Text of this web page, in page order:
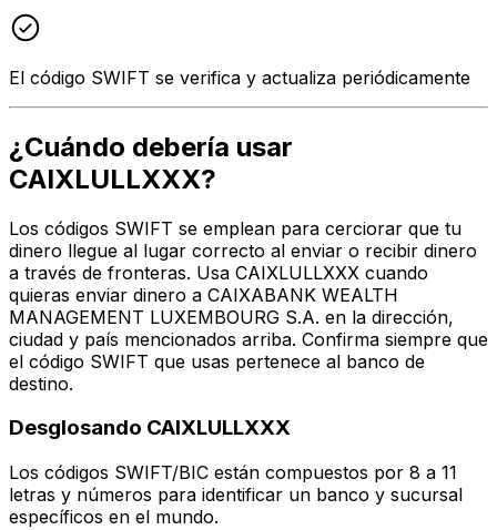
El código SWIFT se verifica y actualiza periódicamente
¿Cuándo debería usar
CAIXLULLXXX?
Los códigos SWIFT se emplean para cerciorar que tu
dinero llegue al lugar correcto al enviar o recibir dinero
a través de fronteras. Usa CAIXLULLXXX cuando
quieras enviar dinero a CAIXABANK WEALTH
MANAGEMENT LUXEMBOURG S.A. en la dirección,
ciudad y país mencionados arriba. Confirma siempre que
el código SWIFT que usas pertenece al banco de
destino.
Desglosando CAIXLULLXXX
Los códigos SWIFT/BIC están compuestos por 8 a 11
letras y números para identificar un banco y sucursal
específicos en el mundo.